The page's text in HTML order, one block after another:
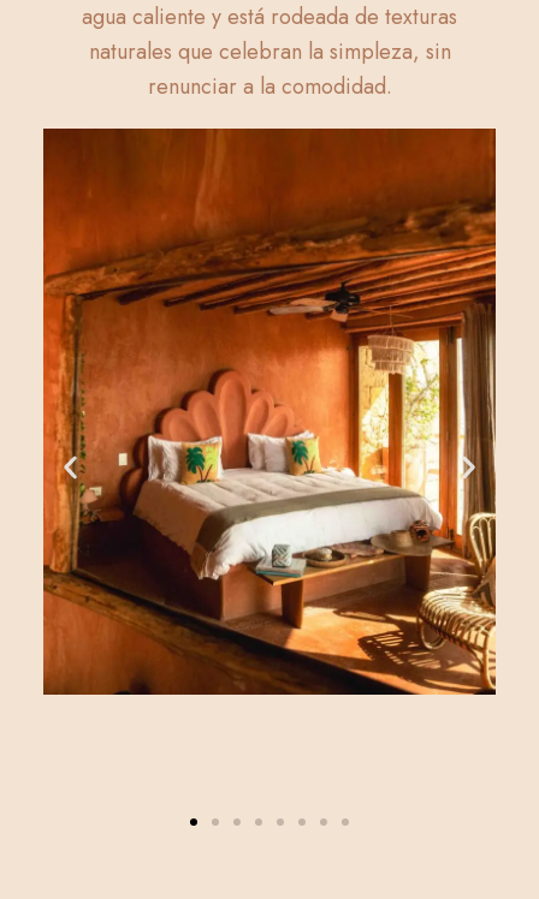
agua caliente y está rodeada de texturas
naturales que celebran la simpleza, sin
renunciar a la comodidad.